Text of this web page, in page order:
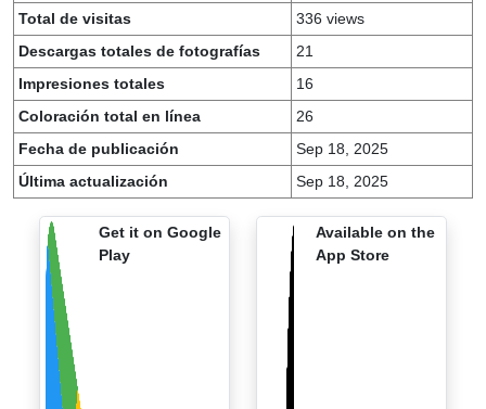
Total de visitas
336 views
Descargas totales de fotografías
21
Impresiones totales
16
Coloración total en línea
26
Fecha de publicación
Sep 18, 2025
Última actualización
Sep 18, 2025
Get it on Google
Play
Available on the
App Store